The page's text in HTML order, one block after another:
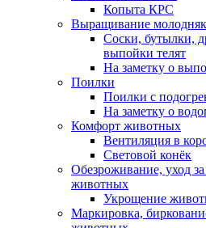
Копыта КРС
Выращивание
Соски, бутылки,
выпойки телят
На заметку о
Поилки
Поилки с
На заметку о
Комфорт животных
Вентиляция в
Световой конёк
Обезроживание, уход
животных
Укрощение
Маркировка,